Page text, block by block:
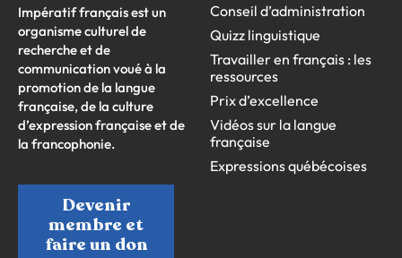
Impératif français est un
organisme culturel de
recherche et de
communication voué à la
promotion de la langue
française, de la culture
d’expression française et de
la francophonie.
Devenir
membre et
faire un don
Conseil d’administration
Quizz linguistique
Travailler en français : les
ressources
Prix d’excellence
Vidéos sur la langue
française
Expressions québécoises